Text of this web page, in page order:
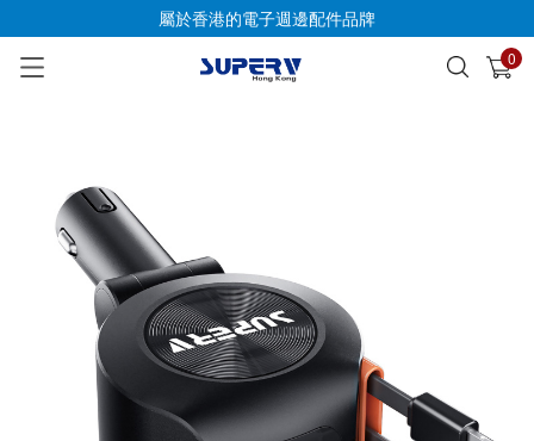
屬於香港的電子週邊配件品牌
0
已加入購物車 查看